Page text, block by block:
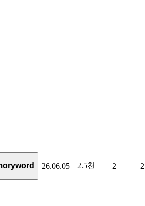
26.06.05 2.5천 2 2